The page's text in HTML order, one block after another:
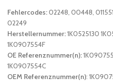
Fehlercodes:02248, 00448,
02249
Herstellernummer:1K0525130
1K0907554F
OE Referenznummer(n):
1K0907554C
OEM Referenznummer(n):